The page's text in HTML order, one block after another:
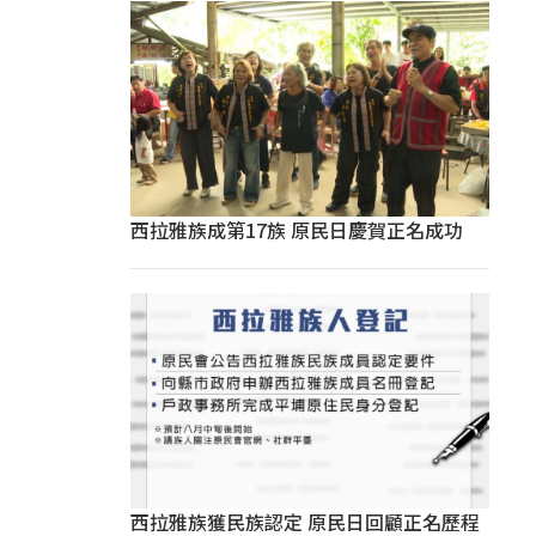
西拉雅族成第17族 原民日慶賀正名成功
西拉雅族獲民族認定 原民日回顧正名歷程